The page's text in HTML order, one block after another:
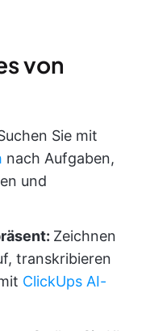
von
Sie mit
nach Aufgaben,
und
Zeichnen
transkribieren
ClickUps AI-